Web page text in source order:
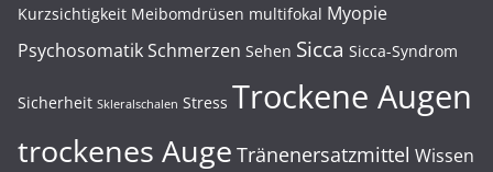
Kurzsichtigkeit Meibomdrüsen multifokal Myopie
PsychosomatikSchmerzen Sehen Sicca Sicca-Syndrom
Sicherheit Skleralschalen Stress Trockene Augen
trockenes Auge Tränenersatzmittel Wissen